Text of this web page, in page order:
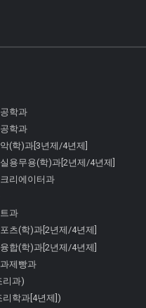
학과
학과
(학)과[3년제/4년제]
용무용(학)과[2년제/4년제]
리에이터과
과
츠(학)과[2년제/4년제]
합(학)과[2년제/4년제]
제빵과
리과)
리학과[4년제])